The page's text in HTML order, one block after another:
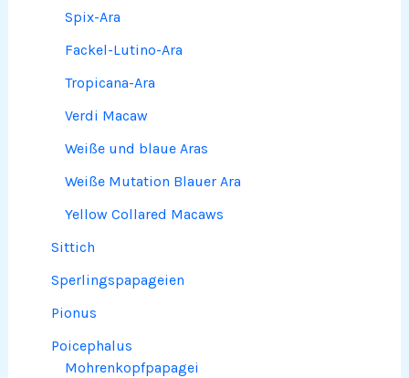
Spix-Ara
Fackel-Lutino-Ara
Tropicana-Ara
Verdi Macaw
Weiße und blaue Aras
Weiße Mutation Blauer Ara
Yellow Collared Macaws
Sittich
Sperlingspapageien
Pionus
Poicephalus
Mohrenkopfpapagei